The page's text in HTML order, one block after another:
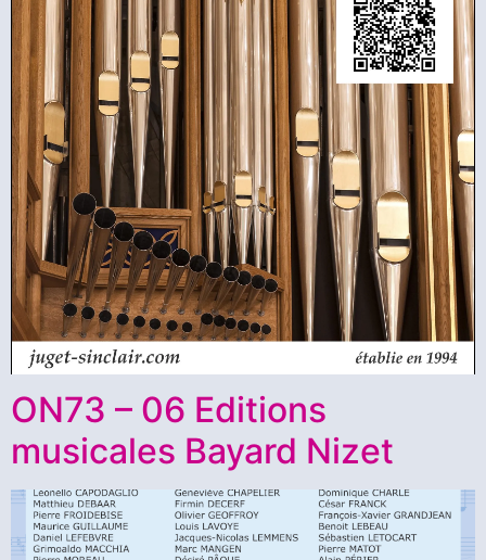
ON73 – 06 Editions
musicales Bayard Nizet